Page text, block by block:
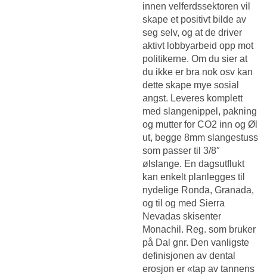
innen velferdssektoren vil
skape et positivt bilde av
seg selv, og at de driver
aktivt lobbyarbeid opp mot
politikerne. Om du sier at
du ikke er bra nok osv kan
dette skape mye sosial
angst. Leveres komplett
med slangenippel, pakning
og mutter for CO2 inn og Øl
ut, begge 8mm slangestuss
som passer til 3/8″
ølslange. En dagsutflukt
kan enkelt planlegges til
nydelige Ronda, Granada,
og til og med Sierra
Nevadas skisenter
Monachil. Reg. som bruker
på Dal gnr. Den vanligste
definisjonen av dental
erosjon er «tap av tannens